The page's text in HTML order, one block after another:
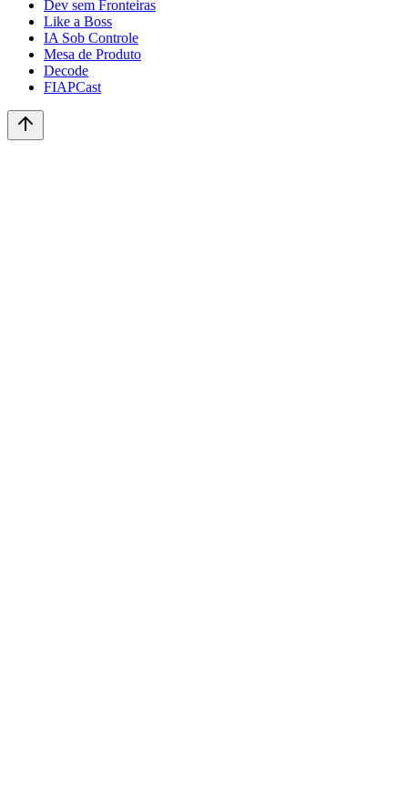
Dev sem Fronteiras
Like a Boss
IA Sob Controle
Mesa de Produto
Decode
FIAPCast